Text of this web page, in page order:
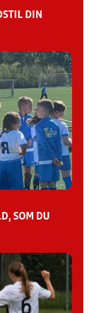
DIN
SOM DU